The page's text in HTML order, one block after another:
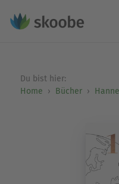
Du bist hier:
Home
Bücher